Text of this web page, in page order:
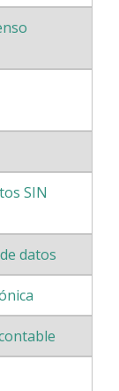
SIN
datos